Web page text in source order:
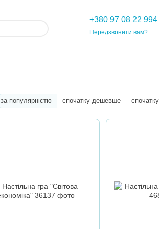
+380 97 08 22 994
Передзвонити вам?
за популярністю спочатку дешевше